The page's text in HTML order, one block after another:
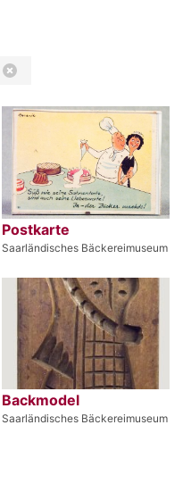
Postkarte
Saarländisches Bäckereimuseum
Backmodel
Saarländisches Bäckereimuseum